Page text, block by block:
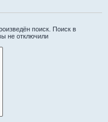
поиск. Поиск в
не отключили